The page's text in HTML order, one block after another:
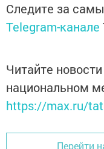
Следите за
Telegram-канале
Читайте
национальном
https://max.ru/
Перейти